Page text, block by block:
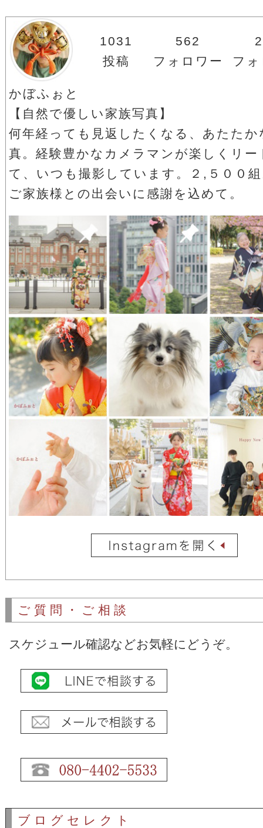
1031 562
投稿
フォロワー フ
かぼふぉと
【自然で優しい家族写真】
何年経っても見返したくなる、あたたか
真。経験豊かなカメラマンが楽しくリー
て、いつも撮影しています。２,５００
ご家族様との出会いに感謝を込めて。
ご質問・ご相談
スケジュール確認などお気軽にどうぞ。
ブログセレクト